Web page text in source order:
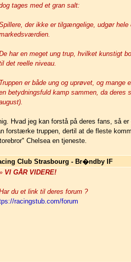
tages med et gran salt:
der ikke er tilgængelige, udgør hele
har en meget ung trup, hvilket kunstigt
det reelle niveau.
er både ung og uprøvet, og mange
betydningsfuld kamp sammen, da deres
Hvad jeg kan forstå på deres fans, så
forstærke truppen, dertil at de fleste
Chelsea en tjeneste.
Club Strasbourg - Br�ndby IF
VI GÅR VIDERE!
du et link til deres forum ?
racingstub.com/forum